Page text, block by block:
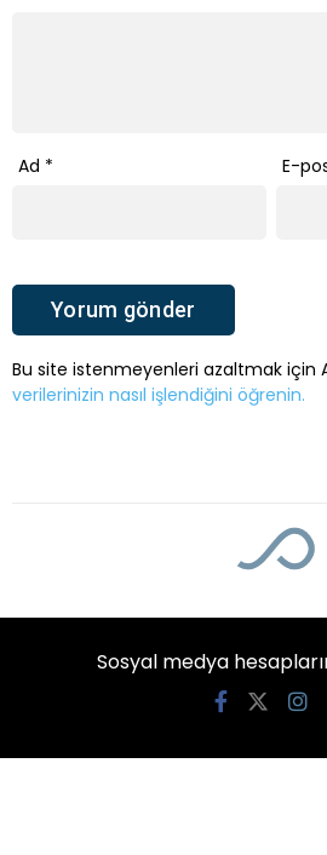
Ad * E-
Bu site istenmeyenleri azaltmak için
verilerinizin nasıl işlendiğini öğrenin.
Sosyal medya